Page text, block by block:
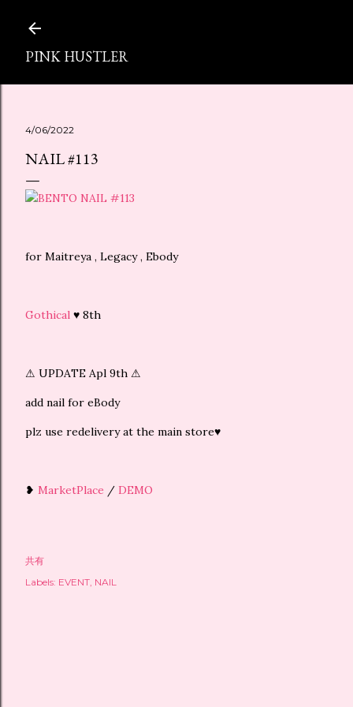
PINK HUSTLER
4/06/2022
NAIL #113
for Maitreya , Legacy , Ebody
Gothical ♥ 8th
⚠ UPDATE Apl 9th ⚠
add nail for eBody
plz use redelivery at the main store♥
❥ MarketPlace / DEMO
共有
Labels: EVENT NAIL